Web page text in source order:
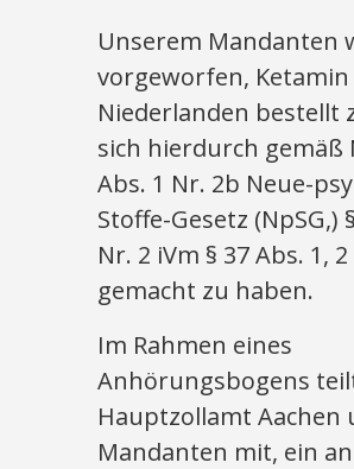
Unserem Mandanten
vorgeworfen, Ketamin
Niederlanden bestellt
sich hierdurch gemäß
Abs. 1 Nr. 2b Neue-
Stoffe-Gesetz (NpSG,)
Nr. 2 iVm § 37 Abs. 1,
gemacht zu haben.
Im Rahmen eines
Anhörungsbogens
Hauptzollamt Aachen
Mandanten mit, ein